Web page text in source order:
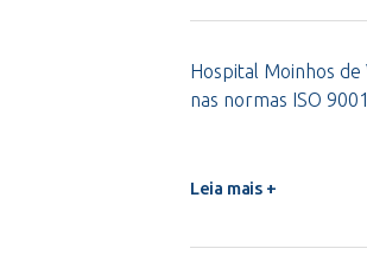
Hospital Moinhos
nas normas ISO
Leia mais +